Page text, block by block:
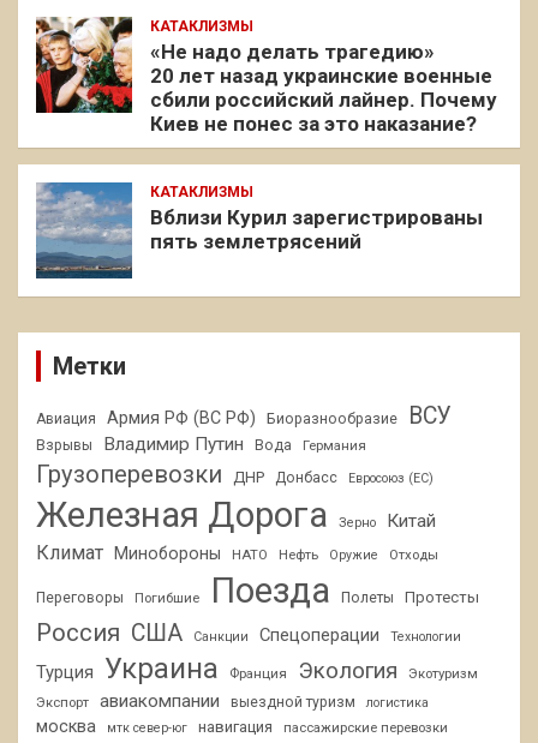
КАТАКЛИЗМЫ
«Не надо делать трагедию»
20 лет назад украинские военные
сбили российский лайнер. Почему
Киев не понес за это наказание?
КАТАКЛИЗМЫ
Вблизи Курил зарегистрированы
пять землетрясений
Метки
Авиация Армия РФ (ВС РФ) Биоразнообразие ВСУ
Взрывы Владимир Путин Вода Германия
Грузоперевозки ДНР Донбасс Евросоюз (ЕС)
Железная Дорога Зерно Китай
Климат Минобороны НАТО Нефть Оружие Отходы
Переговоры Погибшие Поезда Полеты Протесты
Россия США Санкции Спецоперации Технологии
Турция Украина Франция Экология
Экотуризм
Экспорт
авиакомпании выездной туризм логистика
москва мтк север-юг навигация
пассажирские перевозки